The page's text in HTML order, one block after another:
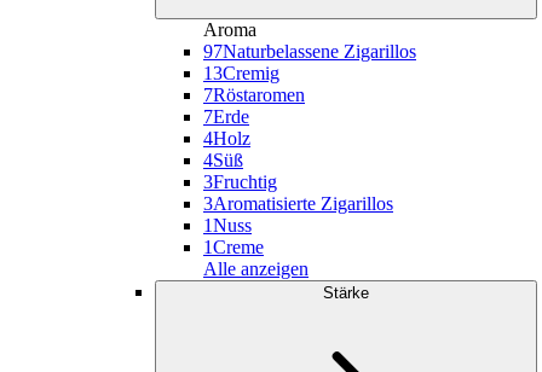
Aroma
97Naturbelassene Zigarillos
13Cremig
7Röstaromen
7Erde
4Holz
4Süß
3Fruchtig
3Aromatisierte Zigarillos
1Nuss
1Creme
Alle anzeigen
Stärke